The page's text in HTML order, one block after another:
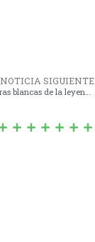
NOTICIA SIGUIENTE